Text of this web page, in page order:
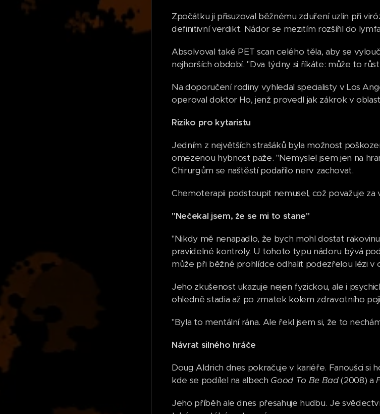
Zpočátku ji přisuzoval běžnému zduření uzlin při
definitivní verdikt. Nádor se mezitím rozšířil do
Absolvoval také PET scan celého těla, aby se
nejhorších období. "Dva týdny si říkáte: může to
Na doporučení rodiny vyhledal specialisty v Los
operoval doktor Ho, jenž provedl jak zákrok v
Riziko pro kytaristu
Jedním z největších strašáků byla možnost
omezenou hybnost paže. "Nemyslel jsem jen na
Chirurgům se naštěstí podařilo nerv zachovat.
Chemoterapii podstoupit nemusel, což považuje za
"Nečekal jsem, že se mi to stane"
"Nikdy mě nenapadlo, že bych mohl dostat
pravidelné kontroly. U tohoto typu nádoru bývá
může při běžné prohlídce odhalit podezřelou lézi v
Jeho zkušenost ukazuje nejen fyzickou, ale i
ohledně stadia až po zmatek kolem zdravotního
"Byla to mentální rána. Ale řekl jsem si, že to
Návrat silného hráče
Doug Aldrich dnes pokračuje v kariéře. Fanoušci si
kde se podílel na albech Good To Be Bad(2008) a
Jeho příběh ale dnes přesahuje hudbu. Je